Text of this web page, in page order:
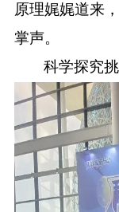
原理娓娓道来
掌声。
科学探究